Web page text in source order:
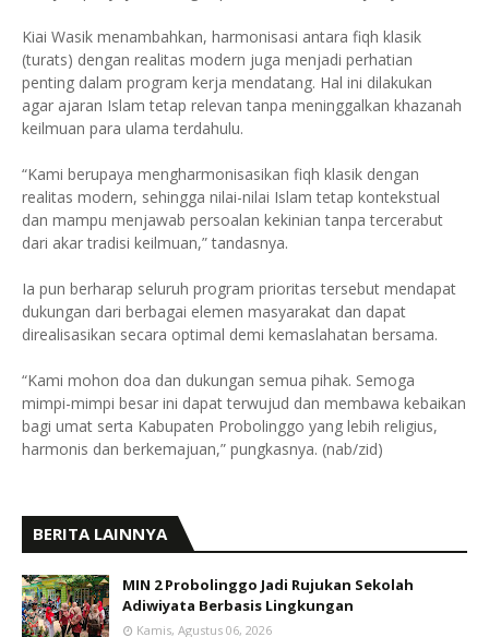
Kiai Wasik menambahkan, harmonisasi antara fiqh klasik
(turats) dengan realitas modern juga menjadi perhatian
penting dalam program kerja mendatang. Hal ini dilakukan
agar ajaran Islam tetap relevan tanpa meninggalkan khazanah
keilmuan para ulama terdahulu.
“Kami berupaya mengharmonisasikan fiqh klasik dengan
realitas modern, sehingga nilai-nilai Islam tetap kontekstual
dan mampu menjawab persoalan kekinian tanpa tercerabut
dari akar tradisi keilmuan,” tandasnya.
Ia pun berharap seluruh program prioritas tersebut mendapat
dukungan dari berbagai elemen masyarakat dan dapat
direalisasikan secara optimal demi kemaslahatan bersama.
“Kami mohon doa dan dukungan semua pihak. Semoga
mimpi-mimpi besar ini dapat terwujud dan membawa kebaikan
bagi umat serta Kabupaten Probolinggo yang lebih religius,
harmonis dan berkemajuan,” pungkasnya. (nab/zid)
BERITA LAINNYA
MIN 2 Probolinggo Jadi Rujukan Sekolah
Adiwiyata Berbasis Lingkungan
Kamis, Agustus 06, 2026